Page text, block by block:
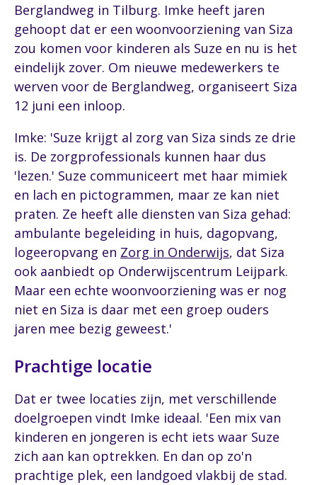
Berglandweg in Tilburg. Imke heeft jaren
gehoopt dat er een woonvoorziening van Siza
zou komen voor kinderen als Suze en nu is het
eindelijk zover. Om nieuwe medewerkers te
werven voor de Berglandweg, organiseert Siza
12 juni een inloop.
Imke: 'Suze krijgt al zorg van Siza sinds ze drie
is. De zorgprofessionals kunnen haar dus
'lezen.' Suze communiceert met haar mimiek
en lach en pictogrammen, maar ze kan niet
praten. Ze heeft alle diensten van Siza gehad:
ambulante begeleiding in huis, dagopvang,
logeeropvang en Zorg in Onderwijs, dat Siza
ook aanbiedt op Onderwijscentrum Leijpark.
Maar een echte woonvoorziening was er nog
niet en Siza is daar met een groep ouders
jaren mee bezig geweest.'
Prachtige locatie
Dat er twee locaties zijn, met verschillende
doelgroepen vindt Imke ideaal. 'Een mix van
kinderen en jongeren is echt iets waar Suze
zich aan kan optrekken. En dan op zo'n
prachtige plek, een landgoed vlakbij de stad.